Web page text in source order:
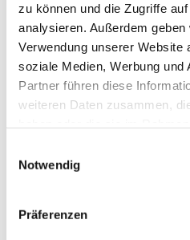
zu können und die Zugriffe
analysieren. Außerdem
Verwendung unserer Website
soziale Medien, Werbung und
Partner führen diese
weiteren Daten zusammen,
Notwendig
Präferenzen